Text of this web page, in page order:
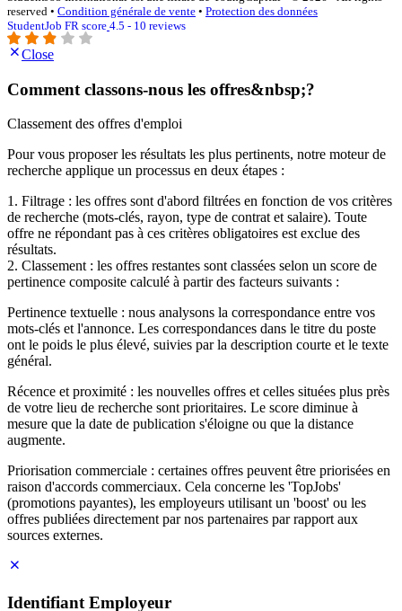
reserved • Condition générale de vente • Protection des données
StudentJob FR score 4.5 - 10 reviews
Close
Comment classons-nous les offres&nbsp;?
Classement des offres d'emploi
Pour vous proposer les résultats les plus pertinents, notre moteur de
recherche applique un processus en deux étapes :
1. Filtrage : les offres sont d'abord filtrées en fonction de vos critères
de recherche (mots-clés, rayon, type de contrat et salaire). Toute
offre ne répondant pas à ces critères obligatoires est exclue des
résultats.
2. Classement : les offres restantes sont classées selon un score de
pertinence composite calculé à partir des facteurs suivants :
Pertinence textuelle : nous analysons la correspondance entre vos
mots-clés et l'annonce. Les correspondances dans le titre du poste
ont le poids le plus élevé, suivies par la description courte et le texte
général.
Récence et proximité : les nouvelles offres et celles situées plus près
de votre lieu de recherche sont prioritaires. Le score diminue à
mesure que la date de publication s'éloigne ou que la distance
augmente.
Priorisation commerciale : certaines offres peuvent être priorisées en
raison d'accords commerciaux. Cela concerne les 'TopJobs'
(promotions payantes), les employeurs utilisant un 'boost' ou les
offres publiées directement par nos partenaires par rapport aux
sources externes.
Identifiant Employeur